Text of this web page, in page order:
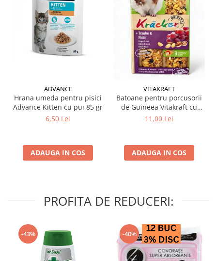
ADVANCE
Hrana umeda pentru pisici
Advance Kitten cu pui 85 gr
6,50 Lei
ADAUGA IN COS
VITAKRAFT
Batoane pentru porcusorii
de Guineea Vitakraft cu
struguri & nuci 2 buc
11,00 Lei
ADAUGA IN COS
PROFITA DE REDUCERI:
-43% -40%